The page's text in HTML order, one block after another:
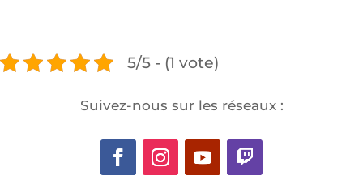
5/5 - (1 vote)
Suivez-nous sur les réseaux :